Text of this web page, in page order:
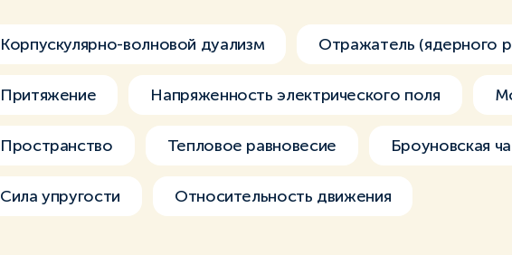
Корпускулярно-волновой дуализм Отражатель (ядерного
Притяжение Напряженность электрического поля
Пространство Тепловое равновесие Броуновская
Сила упругости Относительность движения